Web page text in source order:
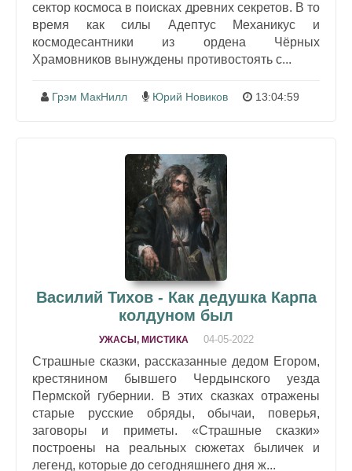
сектор космоса в поисках древних секретов. В то
время как силы Адептус Механикус и
космодесантники из ордена Чёрных
Храмовников вынуждены противостоять с...
Грэм МакНилл Юрий Новиков 13:04:59
Василий Тихов - Как дедушка Карпа
колдуном был
УЖАСЫ, МИСТИКА 04-05-2022
Страшные сказки, рассказанные дедом Егором,
крестянином бывшего Чердынского уезда
Пермской губернии. В этих сказках отражены
старые русские обряды, обычаи, поверья,
заговоры и приметы. «Страшные сказки»
построены на реальных сюжетах быличек и
легенд, которые до сегодняшнего дня ж...